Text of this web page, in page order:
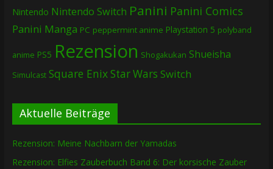
Nintendo Nintendo Switch Panini Panini Comics
Panini Manga PC peppermint anime Playstation 5 polyband
anime PS5 Rezension Shogakukan Shueisha
Simulcast Square EnixStar Wars Switch
Aktuelle Beiträge
Rezension: Meine Nachbarn der Yamadas
Rezension: Elfies Zauberbuch Band 6: Der korsische Zauber